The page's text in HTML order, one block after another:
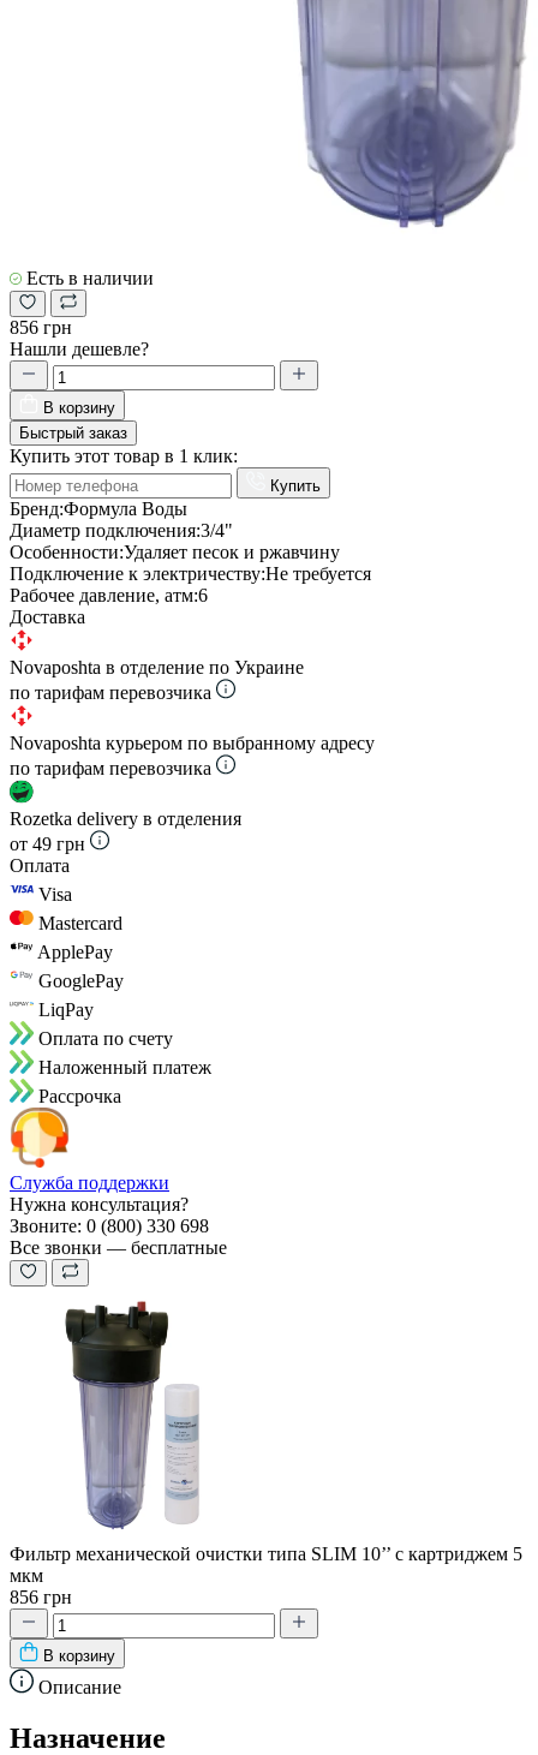
Есть в наличии
856 грн
Нашли дешевле?
В корзину
Быстрый заказ
Купить этот товар в 1 клик:
Купить
Бренд:Формула Воды
Диаметр подключения:3/4"
Особенности:Удаляет песок и ржавчину
Подключение к электричеству:Не требуется
Рабочее давление, атм:6
Доставка
Novaposhta в отделение по Украине
по тарифам перевозчика
Novaposhta курьером по выбранному адресу
по тарифам перевозчика
Rozetka delivery в отделения
от 49 грн
Оплата
Visa
Mastercard
ApplePay
GooglePay
LiqPay
Оплата по счету
Наложенный платеж
Рассрочка
Служба поддержки
Нужна консультация?
Звоните: 0 (800) 330 698
Все звонки — бесплатные
Фильтр механической очистки типа SLIM 10’’ с картриджем 5
мкм
856 грн
В корзину
Описание
Назначение